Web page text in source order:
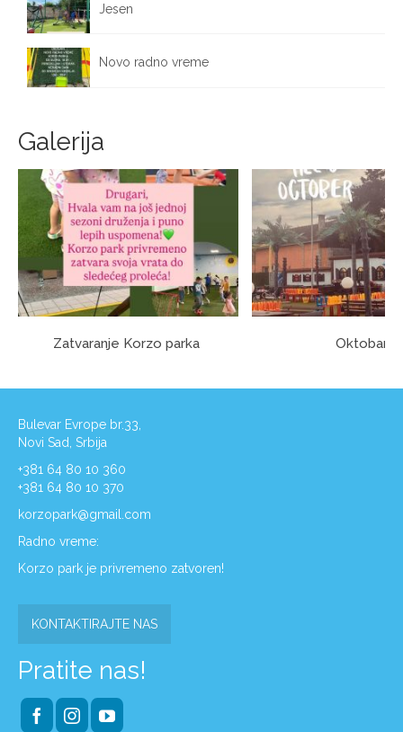
Jesen
Novo radno vreme
Galerija
Zatvaranje Korzo parka Oktobar
Bulevar Evrope br.33,
Novi Sad, Srbija
+381 64 80 10 360
+381 64 80 10 370
korzopark@gmail.com
Radno vreme:
Korzo park je privremeno zatvoren!
KONTAKTIRAJTE NAS
Pratite nas!